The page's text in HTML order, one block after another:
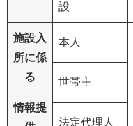
設
施設入
所に係
る
情報提
本人
世帯主
法定代理人